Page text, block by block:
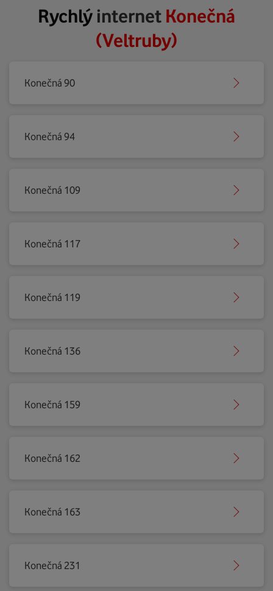
Rychlýinternet Konečná
(Veltruby)
Konečná 90
Konečná 94
Konečná 109
Konečná 117
Konečná 119
Konečná 136
Konečná 159
Konečná 162
Konečná 163
Konečná 231